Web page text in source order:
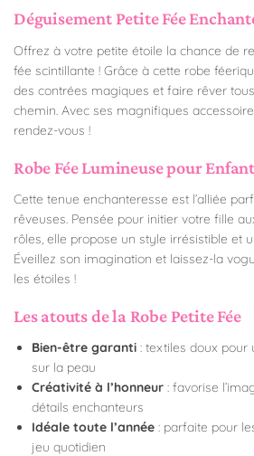
Déguisement Petite Fée
Offrez à votre petite étoile la chance de
fée scintillante ! Grâce à cette robe
des contrées magiques et faire rêver
chemin. Avec ses magnifiques
rendez-vous !
Robe Fée Lumineuse pour Enfant
Cette tenue enchanteresse est l’alliée
rêveuses. Pensée pour initier votre fille
rôles, elle propose un style irrésistible et
Éveillez son imagination et laissez-la
les étoiles !
Les atouts de la Robe Petite Fée
Bien-être garanti : textiles doux pour
sur la peau
Créativité à l’honneur : favorise
détails enchanteurs
Idéale toute l’année : parfaite pour
jeu quotidien